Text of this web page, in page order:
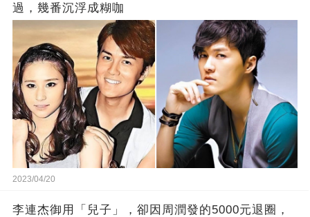
過，幾番沉浮成糊咖
2023/04/20
李連杰御用「兒子」，卻因周潤發的5000元退圈，